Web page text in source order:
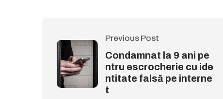
Previous Post
Condamnat la 9 ani pe
ntru escrocherie cu ide
ntitate falsă pe interne
t